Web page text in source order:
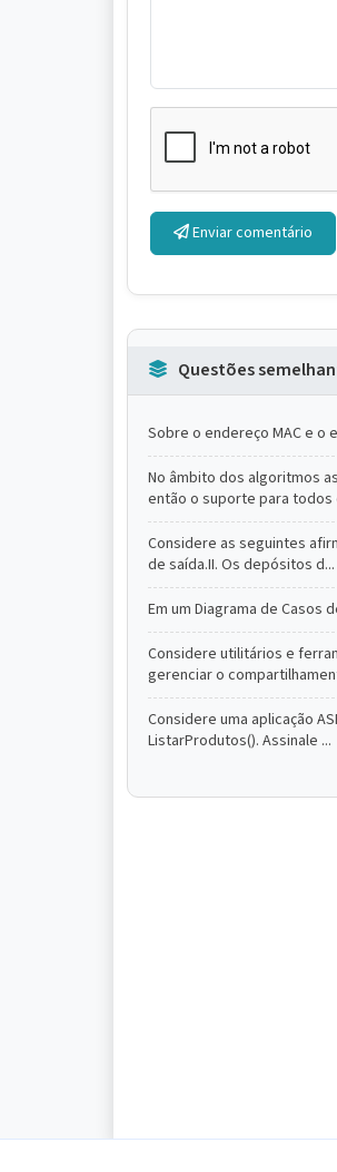
Enviar comentário
Questões
Sobre o endereço MAC e o
No âmbito dos algoritmos
então o suporte para todos
Considere as seguintes
de saída.II. Os depósitos d...
Em um Diagrama de
Considere utilitários e
gerenciar o
Considere uma aplicação
ListarProdutos(). Assinale ...